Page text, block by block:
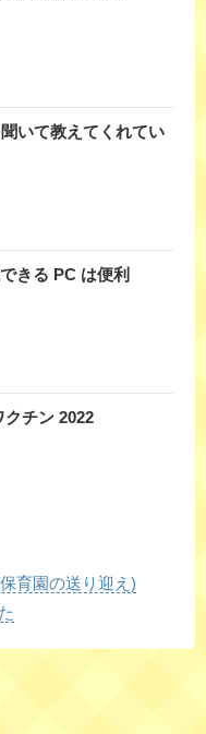
いて教えてくれてい
きる PC は便利
クチン 2022
育園の送り迎え)